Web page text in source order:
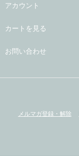
アカウント
カートを見る
お問い合わせ
メルマガ登録・解除